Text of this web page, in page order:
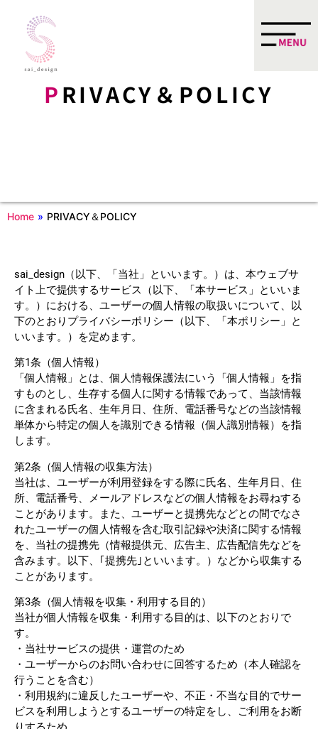
PRIVACY＆POLICY
Home » PRIVACY＆POLICY
sai_design（以下、「当社」といいます。）は、本ウェブサ
イト上で提供するサービス（以下、「本サービス」といいま
す。）における、ユーザーの個人情報の取扱いについて、以
下のとおりプライバシーポリシー（以下、「本ポリシー」と
いいます。）を定めます。
第1条（個人情報）
「個人情報」とは、個人情報保護法にいう「個人情報」を指
すものとし、生存する個人に関する情報であって、当該情報
に含まれる氏名、生年月日、住所、電話番号などの当該情報
単体から特定の個人を識別できる情報（個人識別情報）を指
します。
第2条（個人情報の収集方法）
当社は、ユーザーが利用登録をする際に氏名、生年月日、住
所、電話番号、メールアドレスなどの個人情報をお尋ねする
ことがあります。また、ユーザーと提携先などとの間でなさ
れたユーザーの個人情報を含む取引記録や決済に関する情報
を、当社の提携先（情報提供元、広告主、広告配信先などを
含みます。以下、｢提携先｣といいます。）などから収集する
ことがあります。
第3条（個人情報を収集・利用する目的）
当社が個人情報を収集・利用する目的は、以下のとおりで
す。
・当社サービスの提供・運営のため
・ユーザーからのお問い合わせに回答するため（本人確認を
行うことを含む）
・利用規約に違反したユーザーや、不正・不当な目的でサー
ビスを利用しようとするユーザーの特定をし、ご利用をお断